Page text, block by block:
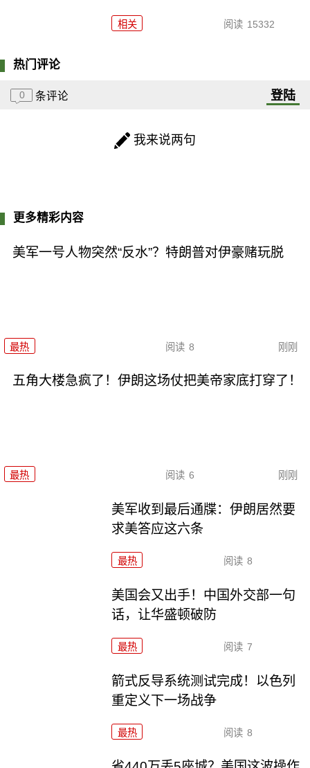
相关 阅读 15332
热门评论
0 条评论 登陆
我来说两句
更多精彩内容
美军一号人物突然“反水”？特朗普对伊豪赌玩脱
最热 阅读 8 刚刚
五角大楼急疯了！伊朗这场仗把美帝家底打穿了！
最热 阅读 6 刚刚
美军收到最后通牒：伊朗居然要
求美答应这六条
最热 阅读 8
美国会又出手！中国外交部一句
话，让华盛顿破防
最热 阅读 7
箭式反导系统测试完成！以色列
重定义下一场战争
最热 阅读 8